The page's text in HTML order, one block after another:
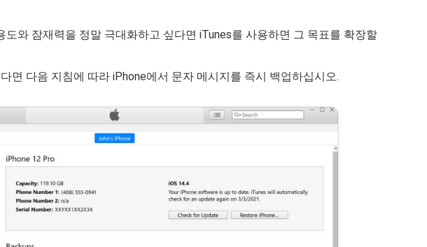
도와 잠재력을 정말 극대화하고 싶다면 iTunes를 사용하면 그 목표를 확장할
면 다음 지침에 따라 iPhone에서 문자 메시지를 즉시 백업하십시오.